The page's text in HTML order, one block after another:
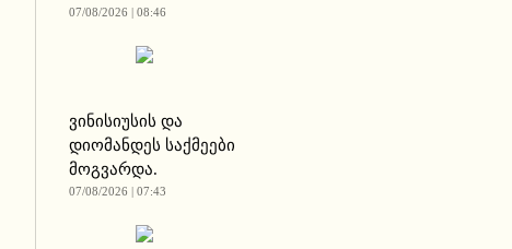
07/08/2026 | 08:46
ვინისიუსის და
დიომანდეს საქმეები
მოგვარდა.
07/08/2026 | 07:43